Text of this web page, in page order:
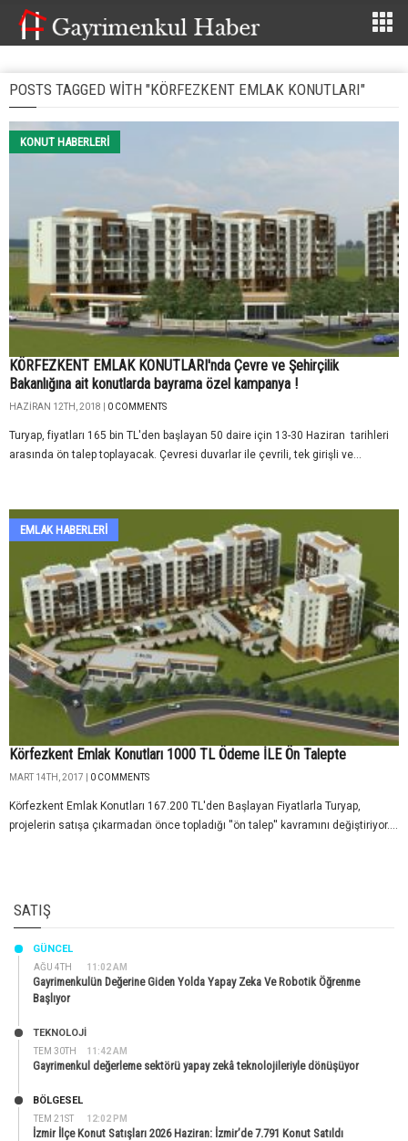
POSTS TAGGED WITH "KÖRFEZKENT EMLAK KONUTLARI"
KONUT HABERLERI
KÖRFEZKENT EMLAK KONUTLARI'nda Çevre ve Şehirçilik
Bakanlığına ait konutlarda bayrama özel kampanya !
HAZIRAN 12TH, 2018 | 0 COMMENTS
Turyap, fiyatları 165 bin TL'den başlayan 50 daire için 13-30 Haziran tarihleri
arasında ön talep toplayacak. Çevresi duvarlar ile çevrili, tek girişli ve...
EMLAK HABERLERI
Körfezkent Emlak Konutları 1000 TL Ödeme İLE Ön Talepte
MART 14TH, 2017 | 0 COMMENTS
Körfezkent Emlak Konutları 167.200 TL'den Başlayan Fiyatlarla Turyap,
projelerin satışa çıkarmadan önce topladığı ''ön talep'' kavramını değiştiriyor....
SATIŞ
AĞU 4TH 11:02 AM
GÜNCEL
Gayrimenkulün Değerine Giden Yolda Yapay Zeka Ve Robotik Öğrenme
Başlıyor
TEM 30TH 11:42 AM
TEKNOLOJİ
Gayrimenkul değerleme sektörü yapay zekâ teknolojileriyle dönüşüyor
TEM 21ST 12:02 PM
BÖLGESEL
İzmir İlçe Konut Satışları 2026 Haziran: İzmir’de 7.791 Konut Satıldı